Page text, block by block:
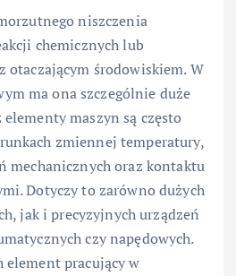
niszczenia
chemicznych lub
otaczającym środowiskiem. W
ma ona szczególnie duże
maszyn są często
zmiennej temperatury,
mechanicznych oraz kontaktu
Dotyczy to zarówno dużych
jak i precyzyjnych urządzeń
czy napędowych.
element pracujący w